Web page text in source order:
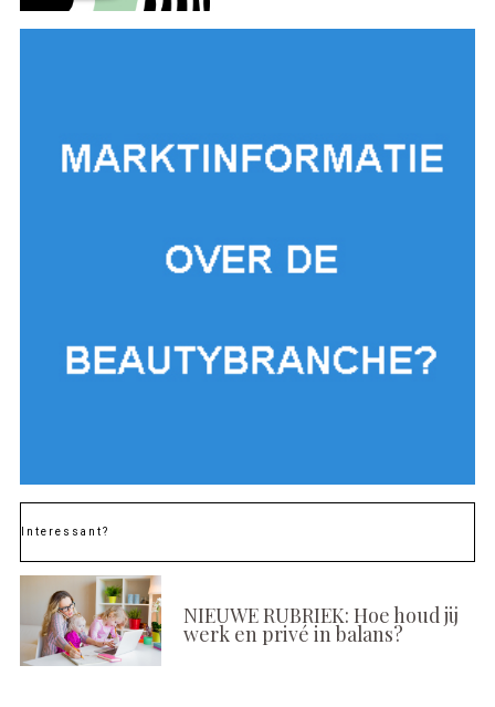
Interessant?
NIEUWE RUBRIEK: Hoe houd jij
werk en privé in balans?